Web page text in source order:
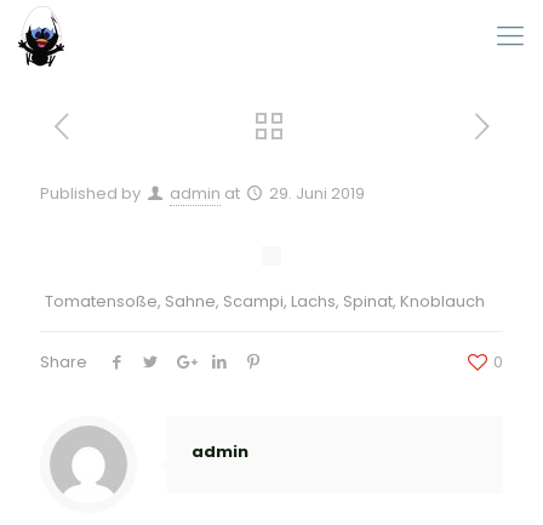
Published by admin at 29. Juni 2019
Tomatensoße, Sahne, Scampi, Lachs, Spinat, Knoblauch
Share 0
admin